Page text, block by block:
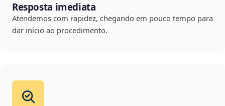
Resposta imediata
Atendemos com rapidez, chegando em pouco tempo para
dar início ao procedimento.